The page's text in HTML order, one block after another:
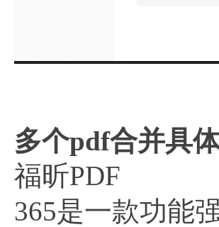
多个pdf合并具
福昕PDF
365是一款功能